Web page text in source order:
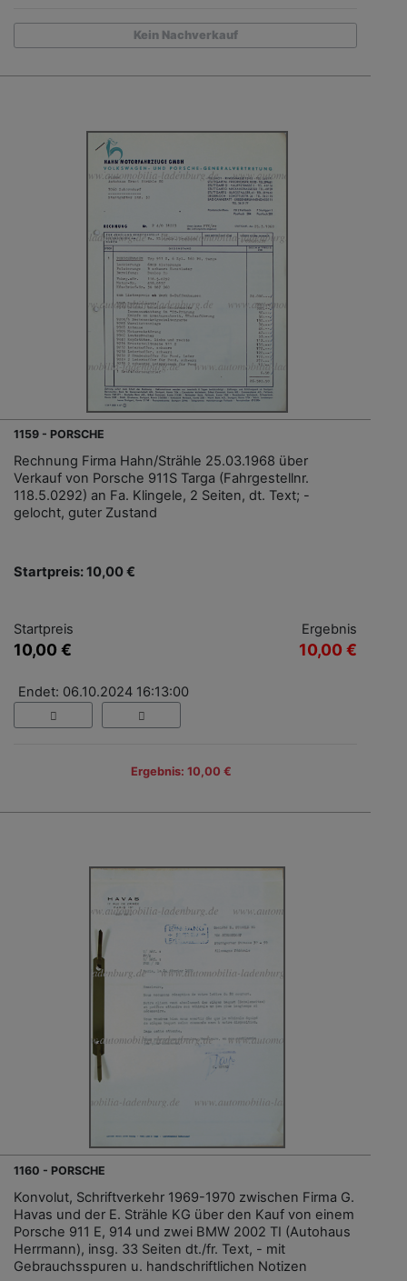
Kein Nachverkauf
1159 - PORSCHE
Rechnung Firma Hahn/Strähle 25.03.1968 über
Verkauf von Porsche 911S Targa (Fahrgestellnr.
118.5.0292) an Fa. Klingele, 2 Seiten, dt. Text; -
gelocht, guter Zustand
Startpreis: 10,00 €
Startpreis
10,00 €
Ergebnis
10,00 €
Endet: 06.10.2024 16:13:00
Ergebnis: 10,00 €
1160 - PORSCHE
Konvolut, Schriftverkehr 1969-1970 zwischen Firma G.
Havas und der E. Strähle KG über den Kauf von einem
Porsche 911 E, 914 und zwei BMW 2002 TI (Autohaus
Herrmann), insg. 33 Seiten dt./fr. Text, - mit
Gebrauchsspuren u. handschriftlichen Notizen